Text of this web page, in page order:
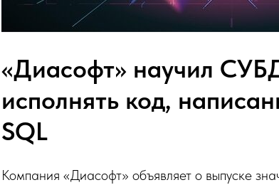
«Диасофт» научил
исполнять код,
SQL
Компания «Диасофт» объявляет о выпуске